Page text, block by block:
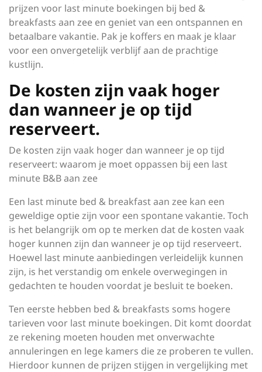
prijzen voor last minute boekingen bij bed &
breakfasts aan zee en geniet van een ontspannen en
betaalbare vakantie. Pak je koffers en maak je klaar
voor een onvergetelijk verblijf aan de prachtige
kustlijn.
De kosten zijn vaak hoger
dan wanneer je op tijd
reserveert.
De kosten zijn vaak hoger dan wanneer je op tijd
reserveert: waarom je moet oppassen bij een last
minute B&B aan zee
Een last minute bed & breakfast aan zee kan een
geweldige optie zijn voor een spontane vakantie. Toch
is het belangrijk om op te merken dat de kosten vaak
hoger kunnen zijn dan wanneer je op tijd reserveert.
Hoewel last minute aanbiedingen verleidelijk kunnen
zijn, is het verstandig om enkele overwegingen in
gedachten te houden voordat je besluit te boeken.
Ten eerste hebben bed & breakfasts soms hogere
tarieven voor last minute boekingen. Dit komt doordat
ze rekening moeten houden met onverwachte
annuleringen en lege kamers die ze proberen te vullen.
Hierdoor kunnen de prijzen stijgen in vergelijking met